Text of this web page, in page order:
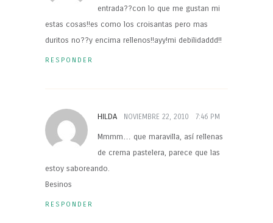
entrada??con lo que me gustan mi
estas cosas!!es como los croisantas pero mas
duritos no??y encima rellenos!!ayy!mi debilidaddd!!
RESPONDER
HILDA NOVIEMBRE 22, 2010 7:46 PM
Mmmm… que maravilla, así rellenas
de crema pastelera, parece que las
estoy saboreando.
Besinos
RESPONDER